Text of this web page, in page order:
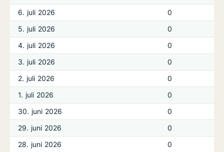
6. juli 2026
0
5. juli 2026
0
4. juli 2026
0
3. juli 2026
0
2. juli 2026
0
1. juli 2026
0
30. juni 2026
0
29. juni 2026
0
28. juni 2026
0